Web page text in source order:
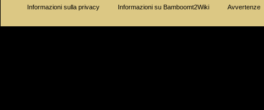
Informazioni sulla privacy Informazioni su Bamboomt2Wiki Avvertenze